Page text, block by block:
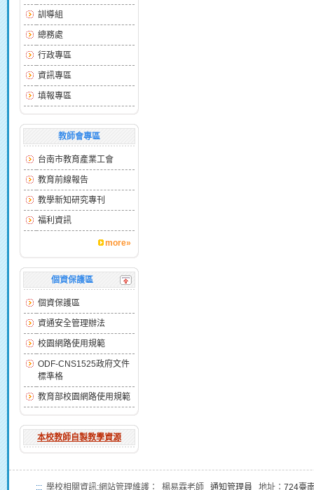
訓導組
總務處
行政專區
資訊專區
填報專區
教師會專區
台南市教育產業工會
教育前線報告
教學新知研究專刊
福利資訊
more»
個資保護區
個資保護區
資通安全管理辦法
校園網路使用規範
ODF-CNS1525政府文件
標準格
教育部校園網路使用規範
本校教師自製教學資源
::: 學校相關資訊:網站管理維護： 楊易霖老師 通知管理員 地址： 724臺